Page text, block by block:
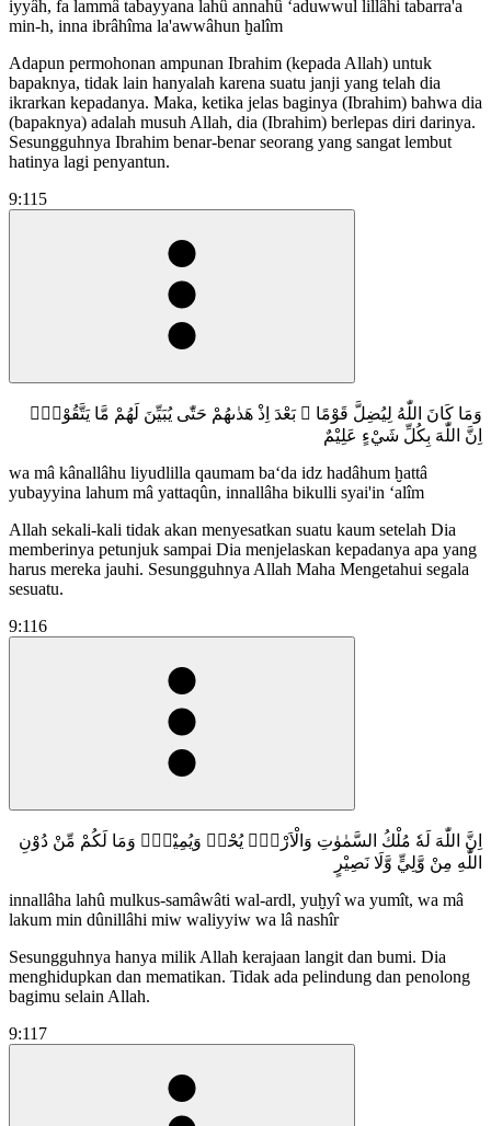
iyyâh, fa lammâ tabayyana lahû annahû ‘aduwwul lillâhi tabarra'a
min-h, inna ibrâhîma la'awwâhun ḫalîm
Adapun permohonan ampunan Ibrahim (kepada Allah) untuk
bapaknya, tidak lain hanyalah karena suatu janji yang telah dia
ikrarkan kepadanya. Maka, ketika jelas baginya (Ibrahim) bahwa dia
(bapaknya) adalah musuh Allah, dia (Ibrahim) berlepas diri darinya.
Sesungguhnya Ibrahim benar-benar seorang yang sangat lembut
hatinya lagi penyantun.
9:115
وَمَا كَانَ اللّٰهُ لِيُضِلَّ قَوْمًا ۢ بَعْدَ اِذْ هَدٰىهُمْ حَتّٰى يُبَيِّنَ لَهُمْ مَّا يَتَّقُوْنَۗ
اِنَّ اللّٰهَ بِكُلِّ شَيْءٍ عَلِيْمٌ
wa mâ kânallâhu liyudlilla qaumam ba‘da idz hadâhum ḫattâ
yubayyina lahum mâ yattaqûn, innallâha bikulli syai'in ‘alîm
Allah sekali-kali tidak akan menyesatkan suatu kaum setelah Dia
memberinya petunjuk sampai Dia menjelaskan kepadanya apa yang
harus mereka jauhi. Sesungguhnya Allah Maha Mengetahui segala
sesuatu.
9:116
اِنَّ اللّٰهَ لَهٗ مُلْكُ السَّمٰوٰتِ وَالْاَرْضِۗ يُحْيٖ وَيُمِيْتُۗ وَمَا لَكُمْ مِّنْ دُوْنِ
اللّٰهِ مِنْ وَّلِيٍّ وَّلَا نَصِيْرٍ
innallâha lahû mulkus-samâwâti wal-ardl, yuḫyî wa yumît, wa mâ
lakum min dûnillâhi miw waliyyiw wa lâ nashîr
Sesungguhnya hanya milik Allah kerajaan langit dan bumi. Dia
menghidupkan dan mematikan. Tidak ada pelindung dan penolong
bagimu selain Allah.
9:117